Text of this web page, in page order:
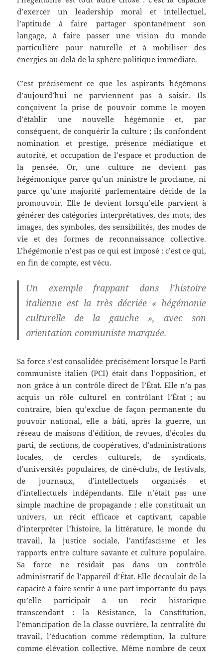
d’exercer un leadership moral et intellectuel,
l’aptitude à faire partager spontanément son
langage, à faire passer une vision du monde
particulière pour naturelle et à mobiliser des
énergies au-delà de la sphère politique immédiate.
C’est précisément ce que les aspirants hégémons
d’aujourd’hui ne parviennent pas à saisir. Ils
conçoivent la prise de pouvoir comme le moyen
d’établir une nouvelle hégémonie et, par
conséquent, de conquérir la culture ; ils confondent
nomination et prestige, présence médiatique et
autorité, et occupation de l’espace et production de
la pensée. Or, une culture ne devient pas
hégémonique parce qu’un ministre le proclame, ni
parce qu’une majorité parlementaire décide de la
promouvoir. Elle le devient lorsqu’elle parvient à
générer des catégories interprétatives, des mots, des
images, des symboles, des sensibilités, des modes de
vie et des formes de reconnaissance collective.
L’hégémonie n’est pas ce qui est imposé : c’est ce qui,
en fin de compte, est vécu.
Un exemple frappant dans l’histoire
italienne est la très décriée « hégémonie
culturelle de la gauche », avec son
orientation communiste marquée.
Sa force s’est consolidée précisément lorsque le Parti
communiste italien (PCI) était dans l’opposition, et
non grâce à un contrôle direct de l’État. Elle n’a pas
acquis un rôle culturel en contrôlant l’État ; au
contraire, bien qu’exclue de façon permanente du
pouvoir national, elle a bâti, après la guerre, un
réseau de maisons d’édition, de revues, d’écoles du
parti, de sections, de coopératives, d’administrations
locales, de cercles culturels, de syndicats,
d’universités populaires, de ciné-clubs, de festivals,
de journaux, d’intellectuels organisés et
d’intellectuels indépendants. Elle n’était pas une
simple machine de propagande : elle constituait un
univers, un récit efficace et captivant, capable
d’interpréter l’histoire, la littérature, le monde du
travail, la justice sociale, l’antifascisme et les
rapports entre culture savante et culture populaire.
Sa force ne résidait pas dans un contrôle
administratif de l’appareil d’État. Elle découlait de la
capacité à faire sentir à une part importante du pays
qu’elle participait à un récit historique
transcendant : la Résistance, la Constitution,
l’émancipation de la classe ouvrière, la centralité du
travail, l’éducation comme rédemption, la culture
comme élévation collective. Même nombre de ceux